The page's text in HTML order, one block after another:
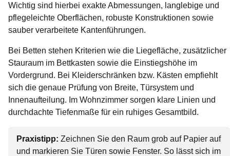
Wichtig sind hierbei exakte Abmessungen, langlebige und
pflegeleichte Oberflächen, robuste Konstruktionen sowie
sauber verarbeitete Kantenführungen.
Bei Betten stehen Kriterien wie die Liegefläche, zusätzlicher
Stauraum im Bettkasten sowie die Einstiegshöhe im
Vordergrund. Bei Kleiderschränken bzw. Kästen empfiehlt
sich die genaue Prüfung von Breite, Türsystem und
Innenaufteilung. Im Wohnzimmer sorgen klare Linien und
durchdachte Tiefenmaße für ein ruhiges Gesamtbild.
Praxistipp: Zeichnen Sie den Raum grob auf Papier auf
und markieren Sie Türen sowie Fenster. So lässt sich im